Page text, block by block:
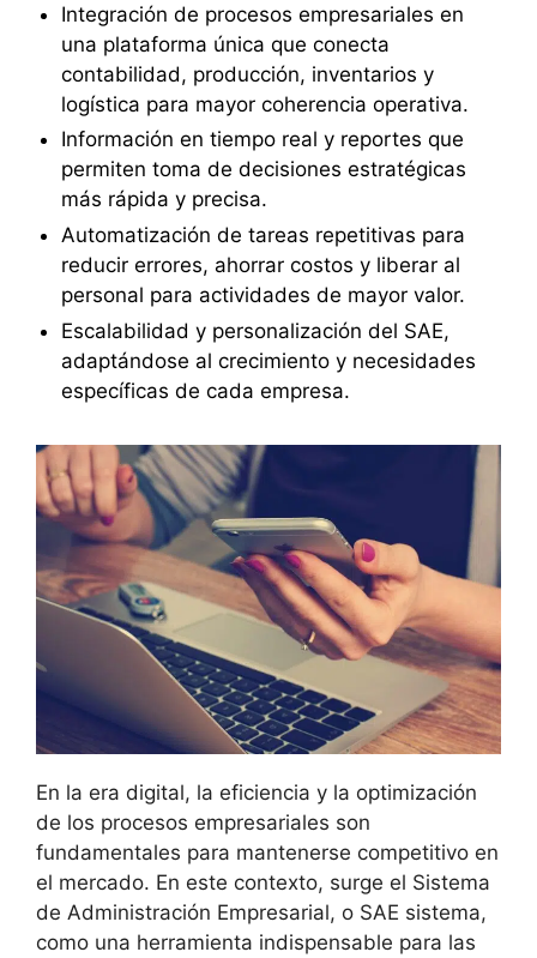
Integración de procesos empresariales en
una plataforma única que conecta
contabilidad, producción, inventarios y
logística para mayor coherencia operativa.
Información en tiempo real y reportes que
permiten toma de decisiones estratégicas
más rápida y precisa.
Automatización de tareas repetitivas para
reducir errores, ahorrar costos y liberar al
personal para actividades de mayor valor.
Escalabilidad y personalización del SAE,
adaptándose al crecimiento y necesidades
específicas de cada empresa.
En la era digital, la eficiencia y la optimización
de los procesos empresariales son
fundamentales para mantenerse competitivo en
el mercado. En este contexto, surge el Sistema
de Administración Empresarial, o SAE sistema,
como una herramienta indispensable para las